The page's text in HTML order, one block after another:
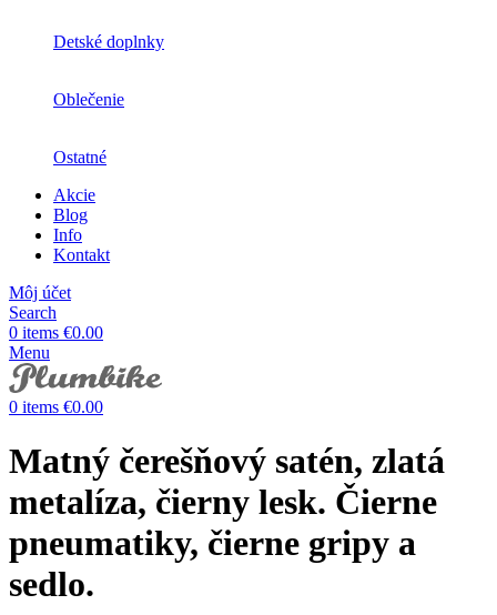
Detské doplnky
Oblečenie
Ostatné
Akcie
Blog
Info
Kontakt
Môj účet
Search
0 items €0.00
Menu
0 items €0.00
Matný čerešňový satén, zlatá
metalíza, čierny lesk. Čierne
pneumatiky, čierne gripy a
sedlo.